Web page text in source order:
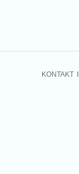
KONTAKT